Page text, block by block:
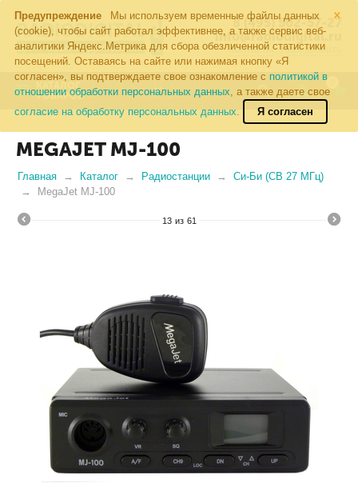
×
Предупреждение
Мы используем временные файлы данных
(cookie), чтобы сайт работал эффективнее, а также сервис веб-
аналитики Яндекс.Метрика для сбора обезличенной статистики
посещений. Оставаясь на сайте или нажимая кнопку «Я
согласен», вы подтверждаете свое ознакомление с политикой в
отношении обработки персональных данных, а также даете свое
согласие на обработку персональных данных.
Я согласен
8 (495) 502-57-27
info@radiodigital.ru
Контакты Перезвонить
КАТАЛОГ
ТОВАРОВ
MEGAJET MJ-100
Главная Каталог Радиостанции
Си-Би (CB 27 МГц)
MegaJet MJ-100
13 из 61